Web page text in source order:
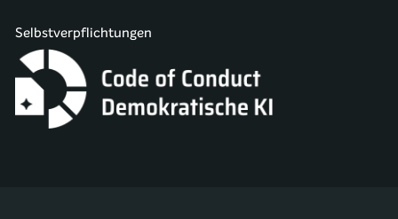
Selbstverpflichtungen